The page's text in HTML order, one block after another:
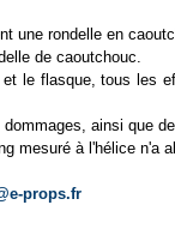
une rondelle en
de caoutchouc.
le flasque, tous les
ainsi que
mesuré à l'hélice n'a
props.fr